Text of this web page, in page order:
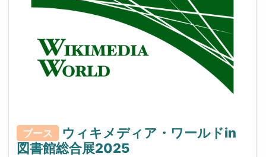
ブース
ウィキメディア・ワールドin
図書館総合展2025